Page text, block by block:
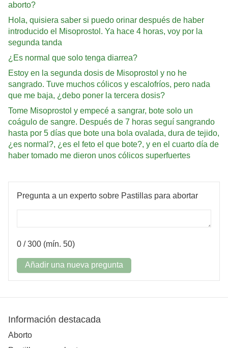
aborto?
Hola, quisiera saber si puedo orinar después de haber
introducido el Misoprostol. Ya hace 4 horas, voy por la
segunda tanda
¿Es normal que solo tenga diarrea?
Estoy en la segunda dosis de Misoprostol y no he
sangrado. Tuve muchos cólicos y escalofríos, pero nada
que me baja, ¿debo poner la tercera dosis?
Tome Misoprostol y empecé a sangrar, bote solo un
coágulo de sangre. Después de 7 horas seguí sangrando
hasta por 5 días que bote una bola ovalada, dura de tejido,
¿es normal?, ¿es el feto el que bote?, y en el cuarto día de
haber tomado me dieron unos cólicos superfuertes
Pregunta a un experto sobre Pastillas para abortar
0 / 300 (mín. 50)
Añadir una nueva pregunta
Información destacada
Aborto